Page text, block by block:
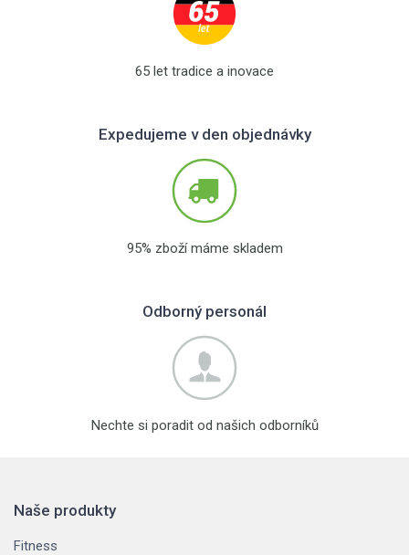
65 let tradice a inovace
Expedujeme v den objednávky
95% zboží máme skladem
Odborný personál
Nechte si poradit od našich odborníků
Naše produkty
Fitness